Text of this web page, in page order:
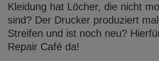
Kleidung hat Löcher, die nicht
sind? Der Drucker produziert
Streifen und ist noch neu?
Repair Café da!